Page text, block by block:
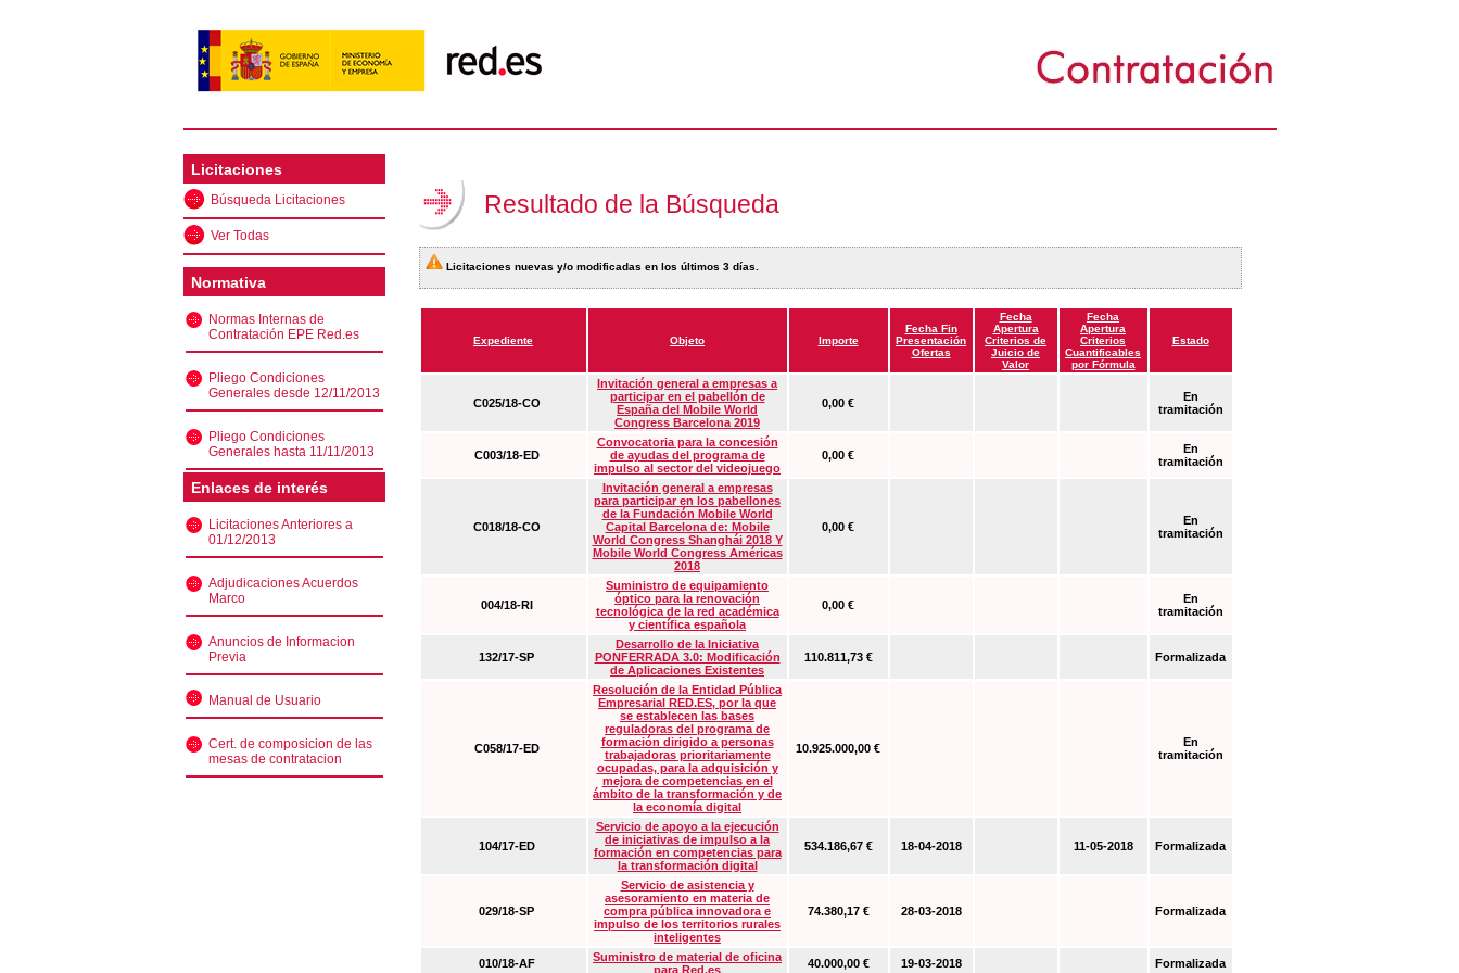
Licitaciones
Búsqueda Licitaciones
Ver Todas
Normativa
Normas Internas de
Contratación EPE Red.es
Pliego Condiciones
Generales desde 12/11/2013
Pliego Condiciones
Generales hasta 11/11/2013
Enlaces de interés
Licitaciones Anteriores a
01/12/2013
Adjudicaciones Acuerdos
Marco
Anuncios de Informacion
Previa
Manual de Usuario
Cert. de composicion de las
mesas de contratacion
Resultado de la Búsqueda
Licitaciones nuevas y/o modificadas en los últimos 3 días.
Expediente Objeto Importe
Fecha Fin
Presentación
Ofertas
Fecha
Apertura
Criterios de
Juicio de
Valor
Fecha
Apertura
Criterios
Cuantificables
por Fórmula
Estado
C025/18-CO
Invitación general a empresas a
participar en el pabellón de
España del Mobile World
Congress Barcelona 2019
0,00 €
En
tramitación
C003/18-ED
Convocatoria para la concesión
de ayudas del programa de
impulso al sector del videojuego
0,00 €
En
tramitación
C018/18-CO
Invitación general a empresas
para participar en los pabellones
de la Fundación Mobile World
Capital Barcelona de: Mobile
World Congress Shanghái 2018 Y
Mobile World Congress Américas
2018
0,00 €
En
tramitación
004/18-RI
Suministro de equipamiento
óptico para la renovación
tecnológica de la red académica
y científica española
0,00 €
En
tramitación
132/17-SP
Desarrollo de la Iniciativa
PONFERRADA 3.0: Modificación
de Aplicaciones Existentes
110.811,73 € Formalizada
C058/17-ED
Resolución de la Entidad Pública
Empresarial RED.ES, por la que
se establecen las bases
reguladoras del programa de
formación dirigido a personas
trabajadoras prioritariamente
ocupadas, para la adquisición y
mejora de competencias en el
ámbito de la transformación y de
la economía digital
10.925.000,00 €
En
tramitación
104/17-ED
Servicio de apoyo a la ejecución
de iniciativas de impulso a la
formación en competencias para
la transformación digital
534.186,67 € 18-04-2018 11-05-2018 Formalizada
029/18-SP
Servicio de asistencia y
asesoramiento en materia de
compra pública innovadora e
impulso de los territorios rurales
inteligentes
74.380,17 € 28-03-2018 Formalizada
010/18-AF
Suministro de material de oficina
para Red.es
40.000,00 € 19-03-2018 Formalizada